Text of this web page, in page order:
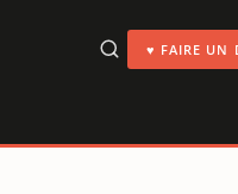
♥ FAIRE UN